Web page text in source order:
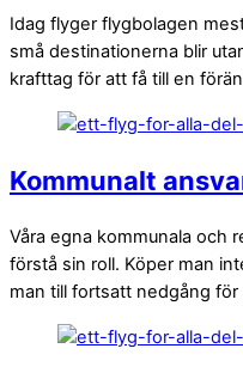
Idag flyger flygbolagen
små destinationerna blir
krafttag för att få till en
Kommunalt
Våra egna kommunala och
förstå sin roll. Köper man
man till fortsatt nedgång för